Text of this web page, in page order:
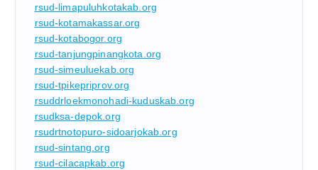
rsud-limapuluhkotakab.org
rsud-kotamakassar.org
rsud-kotabogor.org
rsud-tanjungpinangkota.org
rsud-simeuluekab.org
rsud-tpikepriprov.org
rsuddrloekmonohadi-kuduskab.org
rsudksa-depok.org
rsudrtnotopuro-sidoarjokab.org
rsud-sintang.org
rsud-cilacapkab.org